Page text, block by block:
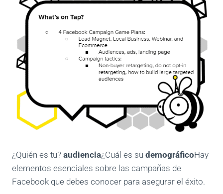
¿Quién es tu? audiencia¿Cuál es su demográficoHay
elementos esenciales sobre las campañas de
Facebook que debes conocer para asegurar el éxito.